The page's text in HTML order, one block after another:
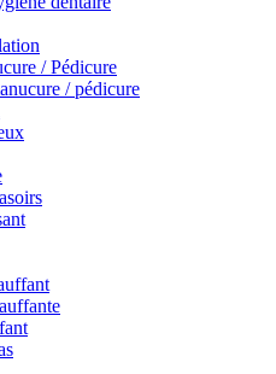
/ Pédicure
/ pédicure